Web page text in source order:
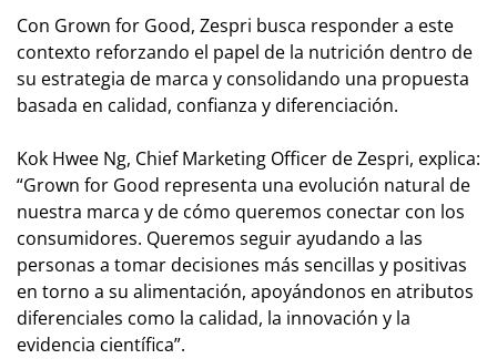
Con Grown for Good, Zespri busca responder a este
contexto reforzando el papel de la nutrición dentro de
su estrategia de marca y consolidando una propuesta
basada en calidad, confianza y diferenciación.
Kok Hwee Ng, Chief Marketing Officer de Zespri, explica:
“Grown for Good representa una evolución natural de
nuestra marca y de cómo queremos conectar con los
consumidores. Queremos seguir ayudando a las
personas a tomar decisiones más sencillas y positivas
en torno a su alimentación, apoyándonos en atributos
diferenciales como la calidad, la innovación y la
evidencia científica”.